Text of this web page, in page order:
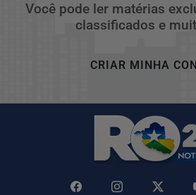
Você pode ler matérias
classificados e
CRIAR MINHA